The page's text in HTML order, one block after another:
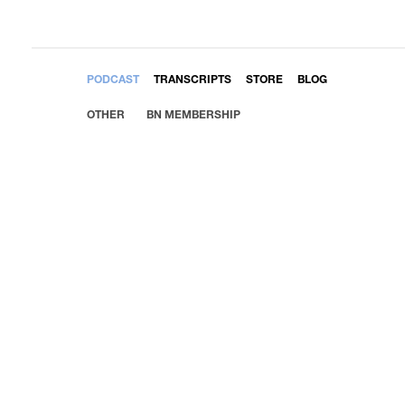
PODCAST TRANSCRIPTS STORE BLOG
OTHER BN MEMBERSHIP